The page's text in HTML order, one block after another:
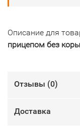
Описание для
прицепом без
Отзывы (0)
Доставка